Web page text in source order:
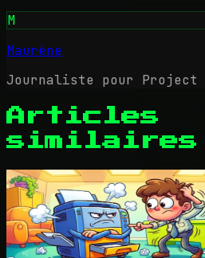
M
Maurène
Journaliste pour Project
Articles
similaires